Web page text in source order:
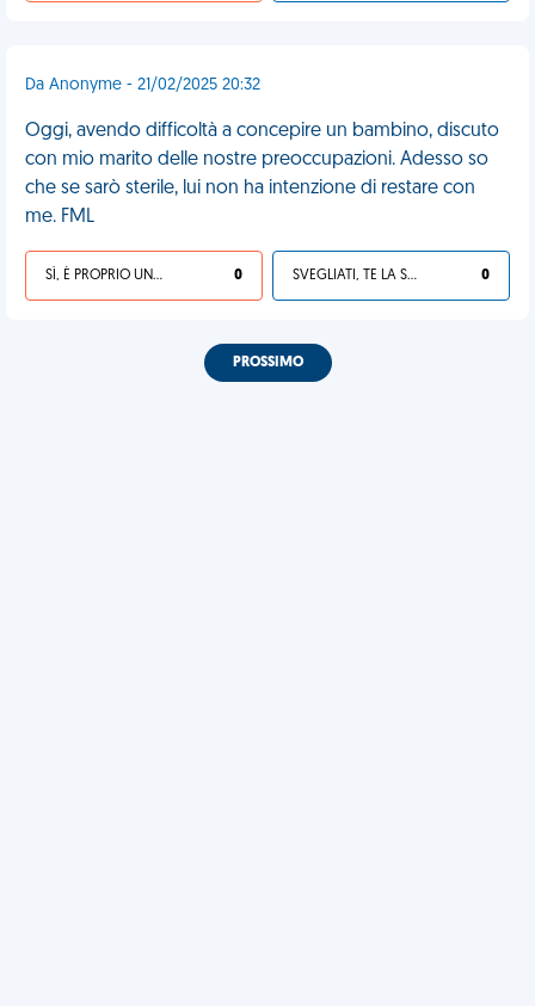
Da Anonyme - 21/02/2025 20:32
Oggi, avendo difficoltà a concepire un bambino, discuto
con mio marito delle nostre preoccupazioni. Adesso so
che se sarò sterile, lui non ha intenzione di restare con
me. FML
SÌ, È PROPRIO UNA VDM! 0 SVEGLIATI, TE LA SEI CERCATA! 0
PROSSIMO